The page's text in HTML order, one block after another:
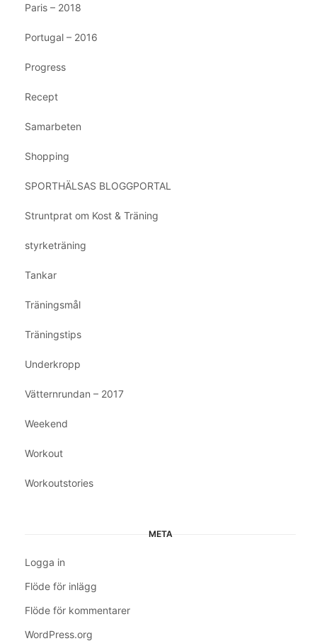
Paris – 2018
Portugal – 2016
Progress
Recept
Samarbeten
Shopping
SPORTHÄLSAS BLOGGPORTAL
Struntprat om Kost & Träning
styrketräning
Tankar
Träningsmål
Träningstips
Underkropp
Vätternrundan – 2017
Weekend
Workout
Workoutstories
META
Logga in
Flöde för inlägg
Flöde för kommentarer
WordPress.org